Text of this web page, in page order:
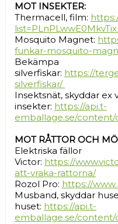
MOT INSEKTER:
Thermacell, film:
Mosquito Magnet:
funkar-mosquito-
Bekämpa
silverfiskar: https://
silverfiskar/
Insektsnät, skyddar ex
insekter: https://api.t-
emballage.se/content/
MOT RÅTTOR OCH
Elektriska fällor
Victor: https://
att-vraka-rattorna/
Rozol Pro: https://
Musband, skyddar
huset: https://api.t-
emballage.se/content/